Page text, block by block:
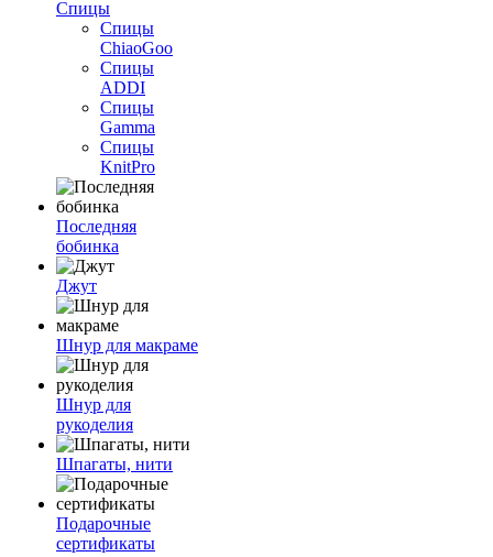
Спицы
Спицы
ChiaoGoo
Спицы
ADDI
Спицы
Gamma
Спицы
KnitPro
Последняя
бобинка
Джут
Шнур для макраме
Шнур для
рукоделия
Шпагаты, нити
Подарочные
сертификаты